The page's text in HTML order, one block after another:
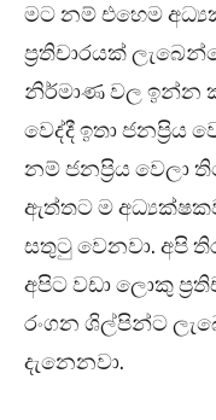
මට නම් එහෙම
ප්‍රතිචාරයක්
නිර්මාණ වල ඉන්න
වෙද්දී ඉතා ජනප්‍රිය
නම් ජනප්‍රිය වෙලා
ඇත්තට ම
සතුටු වෙනවා. අපි
අපිට වඩා ලොකු
රංගන ශිල්පින්ට
දැනෙනවා.